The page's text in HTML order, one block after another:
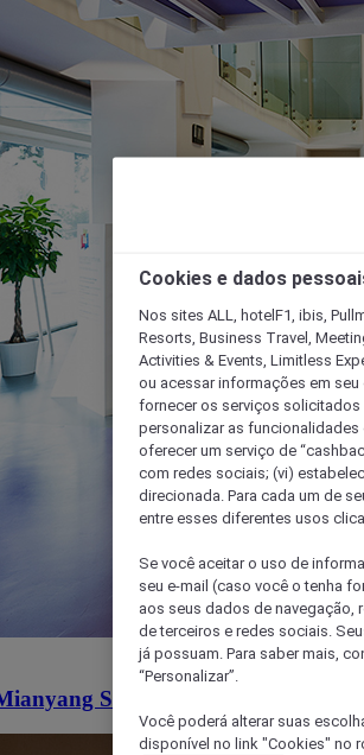
Station
Cookies e dados
Nos sites ALL, hotelF1, ibis,
Resorts, Business Travel,
Activities & Events, Limitless
ou acessar informações em
fornecer os serviços solicitados
personalizar as
oferecer um serviço de
com redes sociais; (vi)
direcionada. Para cada um de
entre esses diferentes usos
Se você aceitar o uso de
seu e-mail (caso você o tenha
aos seus dados de navegação,
de terceiros e redes sociais.
já possuam. Para saber mais,
“Personalizar”.
Você poderá alterar suas
disponível no link "Cookies" no